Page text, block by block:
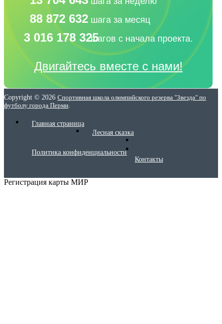
88 872 632 шага за месяц
3 016 178 325шагов с начала проекта.
Двигайтесь вместе с нами!
Copyright © 2026 Спортивная школа олимпийского резерва "Звезда" по
футболу города Перми.
Главная страница
Лесная сказка
Политика конфиденциальности
Контакты
Регистрация карты МИР